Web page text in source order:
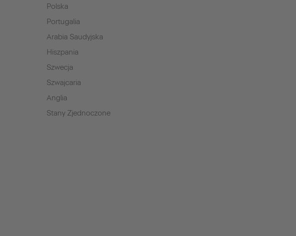
Polska
Portugalia
Arabia Saudyjska
Hiszpania
Szwecja
Szwajcaria
Anglia
Stany Zjednoczone